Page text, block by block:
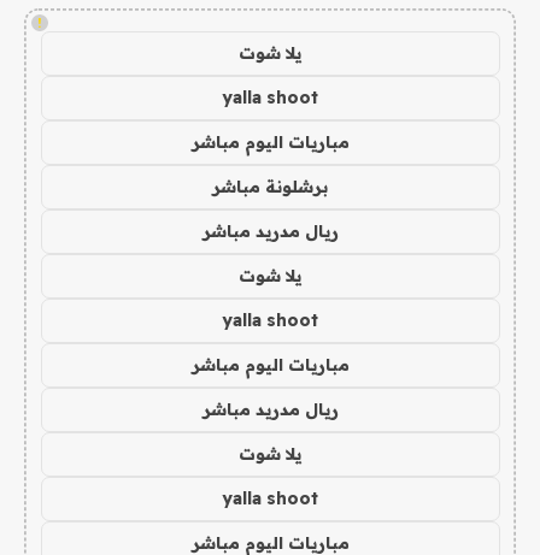
!
يلا شوت
yalla shoot
مباريات اليوم مباشر
برشلونة مباشر
ريال مدريد مباشر
يلا شوت
yalla shoot
مباريات اليوم مباشر
ريال مدريد مباشر
يلا شوت
yalla shoot
مباريات اليوم مباشر